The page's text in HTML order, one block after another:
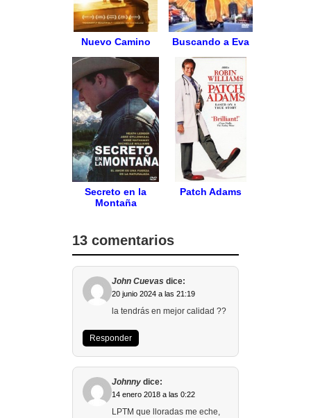
Nuevo Camino Buscando a Eva
Secreto en la
Montaña
Patch Adams
13 comentarios
John Cuevas dice:
20 junio 2024 a las 21:19
la tendrás en mejor calidad ??
Responder
Johnny dice:
14 enero 2018 a las 0:22
LPTM que lloradas me eche,